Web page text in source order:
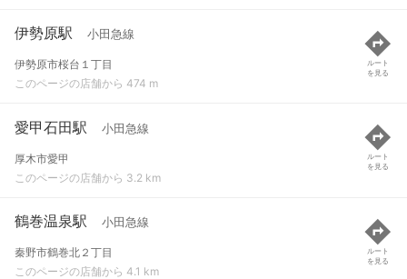
伊勢原駅 小田急線
伊勢原市桜台１丁目
このページの店舗から 474 m
ルート
を見る
愛甲石田駅 小田急線
厚木市愛甲
このページの店舗から 3.2 km
ルート
を見る
鶴巻温泉駅 小田急線
秦野市鶴巻北２丁目
このページの店舗から 4.1 km
ルート
を見る